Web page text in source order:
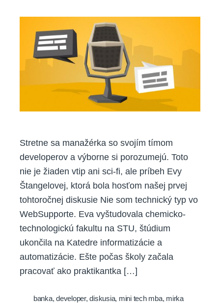
vývojármi
jednej
vlne
Stretne sa manažérka so svojím tímom
developerov a výborne si porozumejú. Toto
nie je žiaden vtip ani sci-fi, ale príbeh Evy
Štangelovej, ktorá bola hosťom našej prvej
tohtoročnej diskusie Nie som technický typ vo
WebSupporte. Eva vyštudovala chemicko-
technologickú fakultu na STU, štúdium
ukončila na Katedre informatizácie a
automatizácie. Ešte počas školy začala
pracovať ako praktikantka […]
banka,developer,diskusia, mini tech mba, mirka